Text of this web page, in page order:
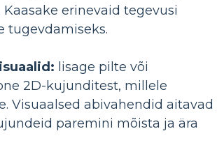
erinevaid tegevusi
tugevdamiseks.
lisage pilte või
2D-kujunditest, millele
Visuaalsed abivahendid aitavad
paremini mõista ja ära